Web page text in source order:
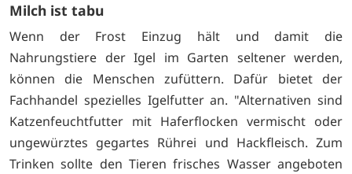
Milch ist tabu
Wenn der Frost Einzug hält und damit die
Nahrungstiere der Igel im Garten seltener werden,
können die Menschen zufüttern. Dafür bietet der
Fachhandel spezielles Igelfutter an. "Alternativen sind
Katzenfeuchtfutter mit Haferflocken vermischt oder
ungewürztes gegartes Rührei und Hackfleisch. Zum
Trinken sollte den Tieren frisches Wasser angeboten